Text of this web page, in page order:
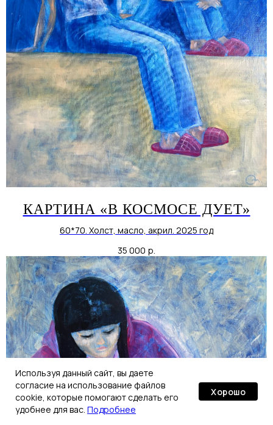
КАРТИНА «В КОСМОСЕ ДУЕТ»
60*70. Холст, масло, акрил. 2025 год
35 000 р.
Используя данный сайт, вы даете
согласие на использование файлов
cookie, которые помогают сделать его
удобнее для вас. Подробнее
Хорошо
TELEGRAM|
WHATSAPP|
VKONTAKTE|
INSTAGRAM*
Екатеринбург, Россия
Minikaeva.Olga@gmail.com
*Запрещённая в России организация